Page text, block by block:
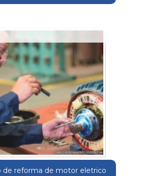
de reforma de motor eletrico